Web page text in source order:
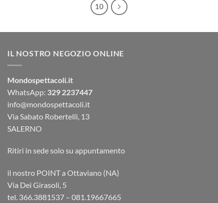
10
IL NOSTRO NEGOZIO ONLINE
Mondospettacoli.it
WhatsApp: 329 2237447
info@mondospettacoli.it
Via Sabato Robertelli, 13
SALERNO
Ritiri in sede solo su appuntamento
il nostro POINT a Ottaviano (NA)
Via Dei Girasoli, 5
tel. 366.3881537 – 081.19667665